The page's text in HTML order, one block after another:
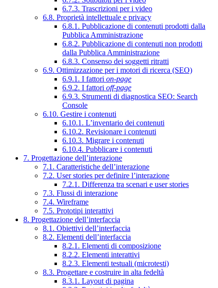
6.7.3. Trascrizioni per i video
6.8. Proprietà intellettuale e privacy
6.8.1. Pubblicazione di contenuti prodotti dalla
Pubblica Amministrazione
6.8.2. Pubblicazione di contenuti non prodotti
dalla Pubblica Amministrazione
6.8.3. Consenso dei soggetti ritratti
6.9. Ottimizzazione per i motori di ricerca (SEO)
6.9.1. I fattori on-page
6.9.2. I fattori off-page
6.9.3. Strumenti di diagnostica SEO: Search
Console
6.10. Gestire i contenuti
6.10.1. L’inventario dei contenuti
6.10.2. Revisionare i contenuti
6.10.3. Migrare i contenuti
6.10.4. Pubblicare i contenuti
7. Progettazione dell’interazione
7.1. Caratteristiche dell’interazione
7.2. User stories per definire l’interazione
7.2.1. Differenza tra scenari e user stories
7.3. Flussi di interazione
7.4. Wireframe
7.5. Prototipi interattivi
8. Progettazione dell’interfaccia
8.1. Obiettivi dell’interfaccia
8.2. Elementi dell’interfaccia
8.2.1. Elementi di composizione
8.2.2. Elementi interattivi
8.2.3. Elementi testuali (microtesti)
8.3. Progettare e costruire in alta fedeltà
8.3.1. Layout di pagina